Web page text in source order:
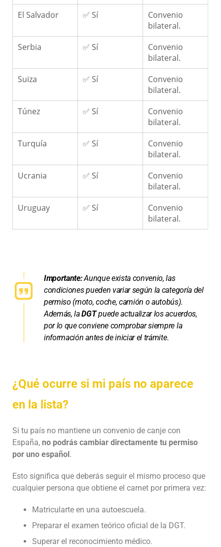
El Salvador
✅ Sí
Convenio
bilateral.
Serbia
✅ Sí
Convenio
bilateral.
Suiza
✅ Sí
Convenio
bilateral.
Túnez
✅ Sí
Convenio
bilateral.
Turquía
✅ Sí
Convenio
bilateral.
Ucrania
✅ Sí
Convenio
bilateral.
Uruguay
✅ Sí
Convenio
bilateral.
Importante:Aunque exista convenio, las
condiciones pueden variar según la categoría del
permiso (moto, coche, camión o autobús).
Además, laDGTpuede actualizar los acuerdos,
por lo que conviene comprobar siempre la
información antes de iniciar el trámite.
¿Qué ocurre si mi país no aparece
en la lista?
Si tu país no mantiene un convenio de canje con
España, no podrás cambiar directamente tu permiso
por uno español .
Esto significa que deberás seguir el mismo proceso que
cualquier persona que obtiene el carnet por primera vez:
Matricularte en una autoescuela.
Preparar el examen teórico oficial de la DGT.
Superar el reconocimiento médico.